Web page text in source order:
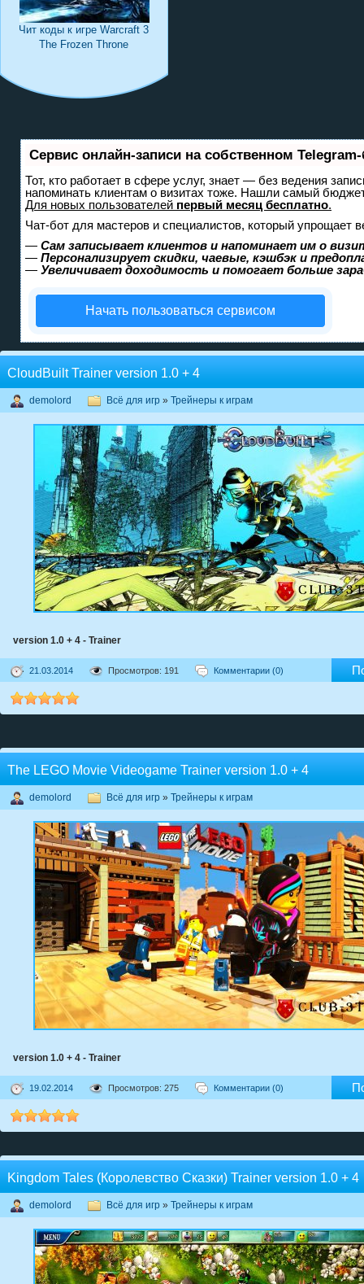
Чит коды к игре Warcraft 3
The Frozen Throne
Сервис онлайн-записи на собственном Telegram-
Тот, кто работает в сфере услуг, знает — без ведения
напоминать клиентам о визитах тоже. Нашли самый
Для новых пользователей первый месяц бесплатно.
Чат-бот для мастеров и специалистов, который упрощает
— Сам записывает клиентов и напоминает им о
— Персонализирует скидки, чаевые, кэшбэк и
— Увеличивает доходимость и помогает больше
Начать пользоваться сервисом
CloudBuilt Trainer version 1.0 + 4
demolord Всё для игр » Трейнеры к играм
version 1.0 + 4 - Trainer
21.03.2014 Просмотров: 191 Комментарии (0)
The LEGO Movie Videogame Trainer version 1.0 + 4
demolord Всё для игр » Трейнеры к играм
version 1.0 + 4 - Trainer
19.02.2014 Просмотров: 275 Комментарии (0)
Kingdom Tales (Королевство Сказки) Trainer version 1.0 + 4
demolord Всё для игр » Трейнеры к играм